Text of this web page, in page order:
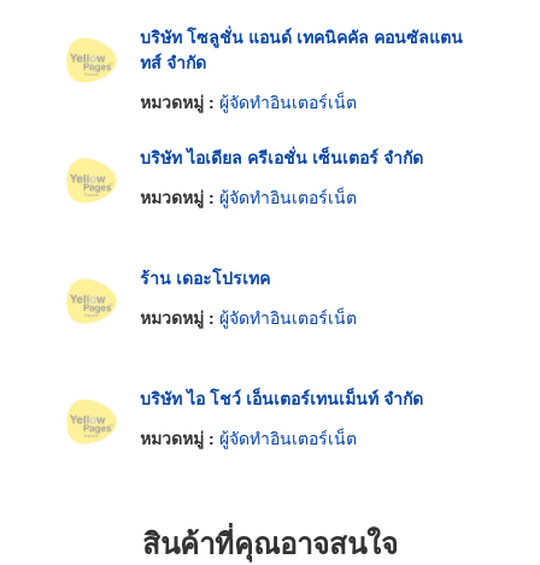
บริษัท โซลูชั่น แอนด์ เทคนิคคัล คอนซัลแตน
ทส์ จำกัด
หมวดหมู่ : ผู้จัดทำอินเตอร์เน็ต
บริษัท ไอเดียล ครีเอชั่น เซ็นเตอร์ จำกัด
หมวดหมู่ : ผู้จัดทำอินเตอร์เน็ต
ร้าน เดอะโปรเทค
หมวดหมู่ : ผู้จัดทำอินเตอร์เน็ต
บริษัท ไอ โชว์ เอ็นเตอร์เทนเม็นท์ จำกัด
หมวดหมู่ : ผู้จัดทำอินเตอร์เน็ต
สินค้าที่คุณอาจสนใจ